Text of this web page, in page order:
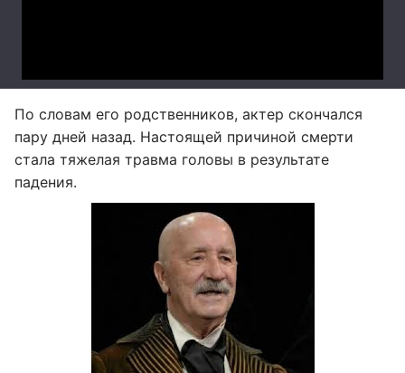
По словам его родственников, актер скончался
пару дней назад. Настоящей причиной смерти
стала тяжелая травма головы в результате
падения.